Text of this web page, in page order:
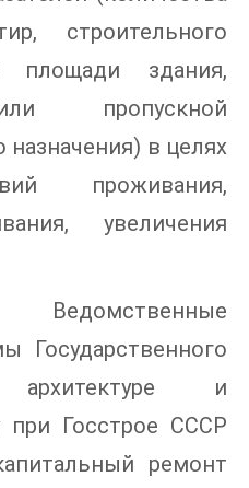
строительного
здания,
пропускной
назначения) в целях
проживания,
увеличения
Государственного
и
при Госстрое СССР
ремонт